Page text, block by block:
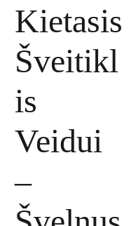
Kietasis
Šveitikl
is
Veidui
–